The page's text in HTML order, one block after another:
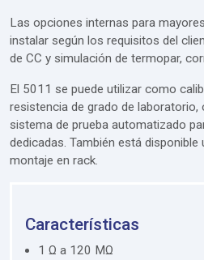
Las opciones internas para
instalar según los requisitos del
de CC y simulación de termopar,
El 5011 se puede utilizar como
resistencia de grado de laboratorio,
sistema de prueba automatizado
dedicadas. También está disponible
montaje en rack.
Características
1 Ω a 120 MΩ